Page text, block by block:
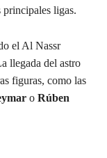
principales ligas.
el Al Nassr
llegada del astro
figuras, como las
o Rúben